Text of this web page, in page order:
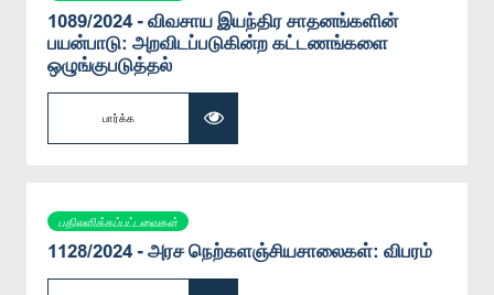
1089/2024 - விவசாய இயந்திர சாதனங்களின்
பயன்பாடு: அறவிடப்படுகின்ற கட்டணங்களை
ஒழுங்குபடுத்தல்
பார்க்க
பதிலளிக்கப்பட்டவைகள்
1128/2024 - அரச நெற்களஞ்சியசாலைகள்: விபரம்